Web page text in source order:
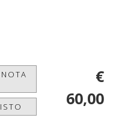
€
60,00